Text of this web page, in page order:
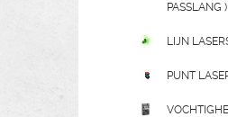
PASSLANG )
LIJN
PUNT